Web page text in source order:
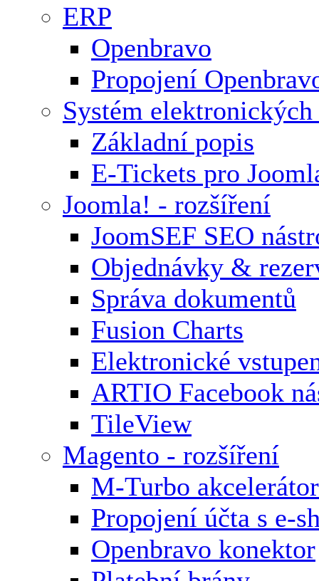
ERP
Openbravo
Propojení
Systém elektronických
Základní popis
E-Tickets pro
Joomla! - rozšíření
JoomSEF SEO
Objednávky &
Správa dokumentů
Fusion Charts
Elektronické
ARTIO Facebook
TileView
Magento - rozšíření
M-Turbo akcelerátor
Propojení účta s e-
Openbravo konektor